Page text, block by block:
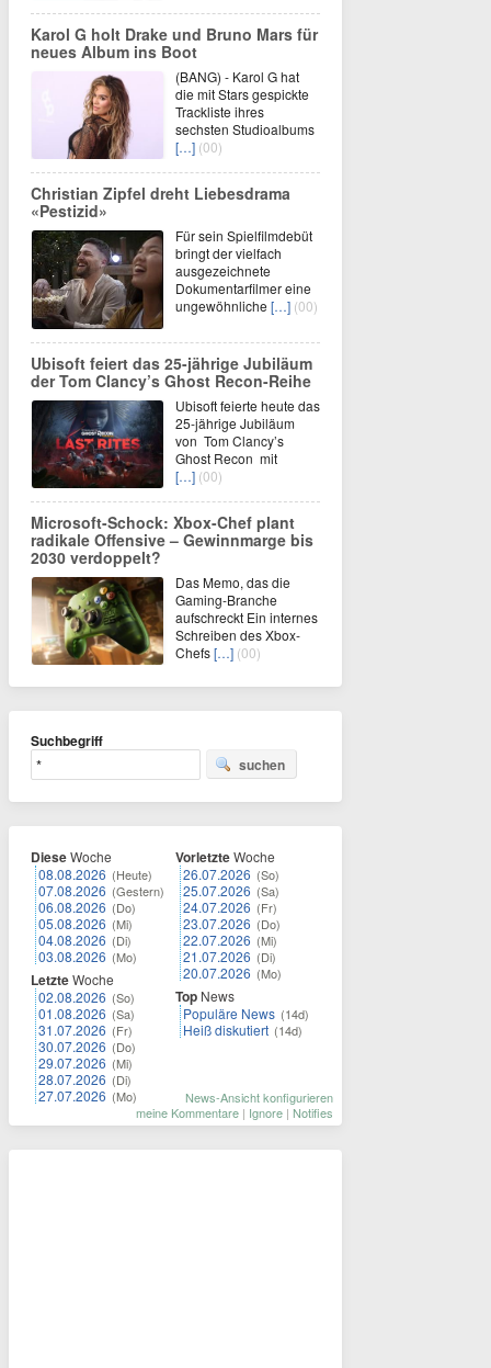
Karol G holt Drake und Bruno Mars für
neues Album ins Boot
(BANG) - Karol G hat
die mit Stars gespickte
Trackliste ihres
sechsten Studioalbums
[…] (00)
Christian Zipfel dreht Liebesdrama
«Pestizid»
Für sein Spielfilmdebüt
bringt der vielfach
ausgezeichnete
Dokumentarfilmer eine
ungewöhnliche […] (00)
Ubisoft feiert das 25-jährige Jubiläum
der Tom Clancy’s Ghost Recon-Reihe
Ubisoft feierte heute das
25-jährige Jubiläum
von Tom Clancy’s
Ghost Recon mit
[…] (00)
Microsoft-Schock: Xbox-Chef plant
radikale Offensive – Gewinnmarge bis
2030 verdoppelt?
Das Memo, das die
Gaming-Branche
aufschreckt Ein internes
Schreiben des Xbox-
Chefs[…] (00)
Suchbegriff
suchen
DieseWoche
08.08.2026 (Heute)
07.08.2026 (Gestern)
06.08.2026 (Do)
05.08.2026 (Mi)
04.08.2026 (Di)
03.08.2026 (Mo)
LetzteWoche
02.08.2026 (So)
01.08.2026 (Sa)
31.07.2026 (Fr)
30.07.2026 (Do)
29.07.2026 (Mi)
28.07.2026 (Di)
27.07.2026 (Mo)
VorletzteWoche
26.07.2026 (So)
25.07.2026 (Sa)
24.07.2026 (Fr)
23.07.2026 (Do)
22.07.2026 (Mi)
21.07.2026 (Di)
20.07.2026 (Mo)
Top News
Populäre News (14d)
Heiß diskutiert (14d)
News-Ansicht konfigurieren
meine Kommentare | Ignore | Notifies